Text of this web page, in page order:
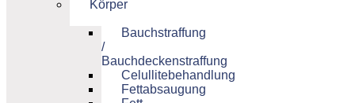
Körper
Bauchstraffung
/
Bauchdeckenstraffung
Celullitebehandlung
Fettabsaugung